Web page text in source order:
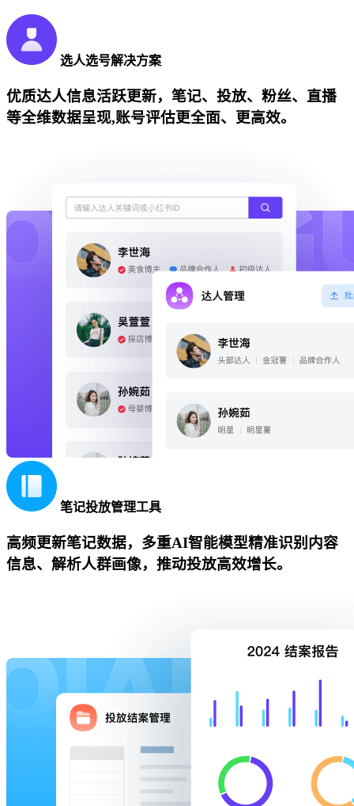
选人选号解决方案
优质达人信息活跃更新，笔记、投放、粉丝、直播
等全维数据呈现,账号评估更全面、更高效。
笔记投放管理工具
高频更新笔记数据，多重AI智能模型精准识别内容
信息、解析人群画像，推动投放高效增长。